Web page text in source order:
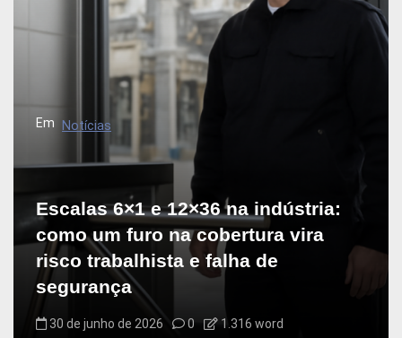
Em Notícias
Escalas 6×1 e 12×36 na indústria:
como um furo na cobertura vira
risco trabalhista e falha de
segurança
30 de junho de 2026 0 1.316 word